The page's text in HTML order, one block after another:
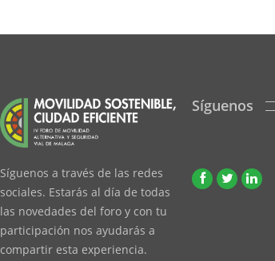
Síguenos a través de las redes
sociales. Estarás al día de todas
las novedades del foro y con tu
participación nos ayudarás a
compartir esta experiencia.
Síguenos